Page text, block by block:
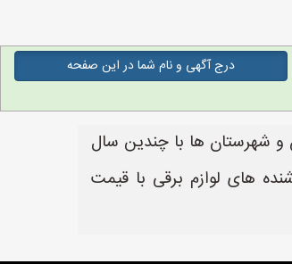
درج آگهی و نام شما در این صفحه
و شهرستان ها با چندین سال
های لوازم برقی با قیمت